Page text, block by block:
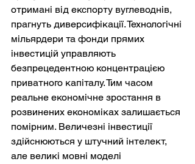
отримані від експорту вуглеводнів,
прагнуть диверсифікації. Технологічні
мільярдери та фонди прямих
інвестицій управляють
безпрецедентною концентрацією
приватного капіталу. Тим часом
реальне економічне зростання в
розвинених економіках залишається
помірним. Величезні інвестиції
здійснюються у штучний інтелект,
але великі мовні моделі